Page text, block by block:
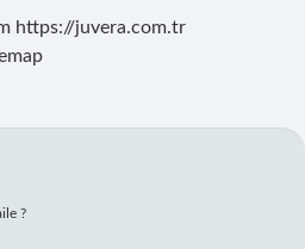
https://juvera.com.tr
?